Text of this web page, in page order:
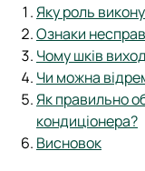
Яку роль
Ознаки
Чому шків
Чи можна
Як правильно
кондиціонера?
Висновок